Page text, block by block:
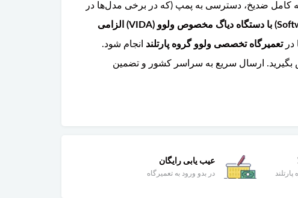
کامل ضدیخ، دسترسی به پمپ (که در برخی مدل‌ها در
کدگذاری (Software D ownload) با دستگاه دیاگ مخصوص ولوو (VIDA) الزامی
تعمیرگاه تخصصی ولوو گروه پارتلند انجام شود.
ارسال سریع به سراسر کشور و تضمین
عیب یابی رایگان
در بدو ورود به تعمیرگاه